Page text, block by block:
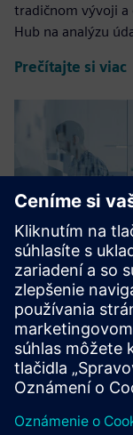
tradičnom vývoji
Hub na analýzu
Prečítajte si viac